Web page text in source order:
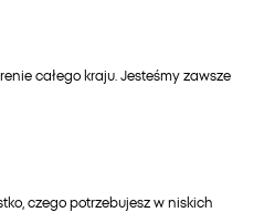
całego kraju. Jesteśmy zawsze
czego potrzebujesz w niskich